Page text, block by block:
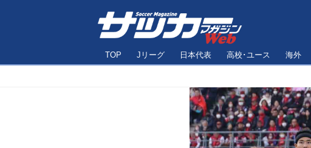
TOP Jリーグ 日本代表 高校･ユース 海外